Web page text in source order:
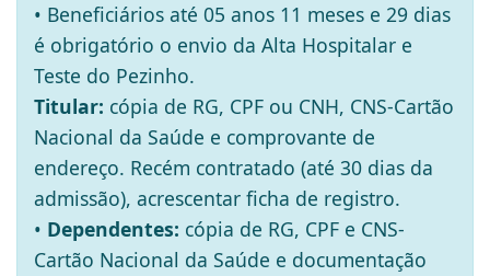
• Beneficiários até 05 anos 11 meses e 29 dias
é obrigatório o envio da Alta Hospitalar e
Teste do Pezinho.
Titular: cópia de RG, CPF ou CNH, CNS-Cartão
Nacional da Saúde e comprovante de
endereço. Recém contratado (até 30 dias da
admissão), acrescentar ficha de registro.
• Dependentes: cópia de RG, CPF e CNS-
Cartão Nacional da Saúde e documentação